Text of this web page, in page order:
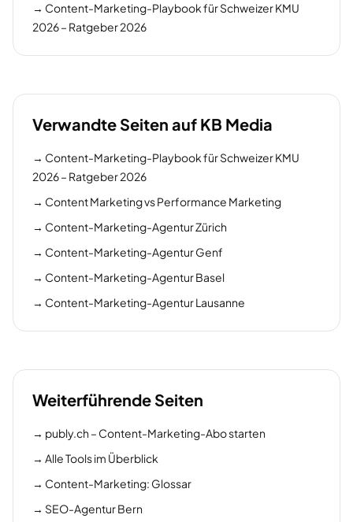
→ Content-Marketing-Playbook für Schweizer KMU
2026 – Ratgeber 2026
Verwandte Seiten auf KB Media
→ Content-Marketing-Playbook für Schweizer KMU
2026 – Ratgeber 2026
→ Content Marketing vs Performance Marketing
→ Content-Marketing-Agentur Zürich
→ Content-Marketing-Agentur Genf
→ Content-Marketing-Agentur Basel
→ Content-Marketing-Agentur Lausanne
Weiterführende Seiten
→ publy.ch – Content-Marketing-Abo starten
→ Alle Tools im Überblick
→ Content-Marketing: Glossar
→ SEO-Agentur Bern